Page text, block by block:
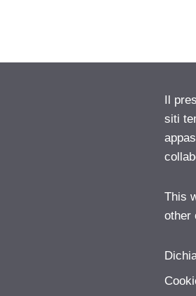
Il
siti
This
other